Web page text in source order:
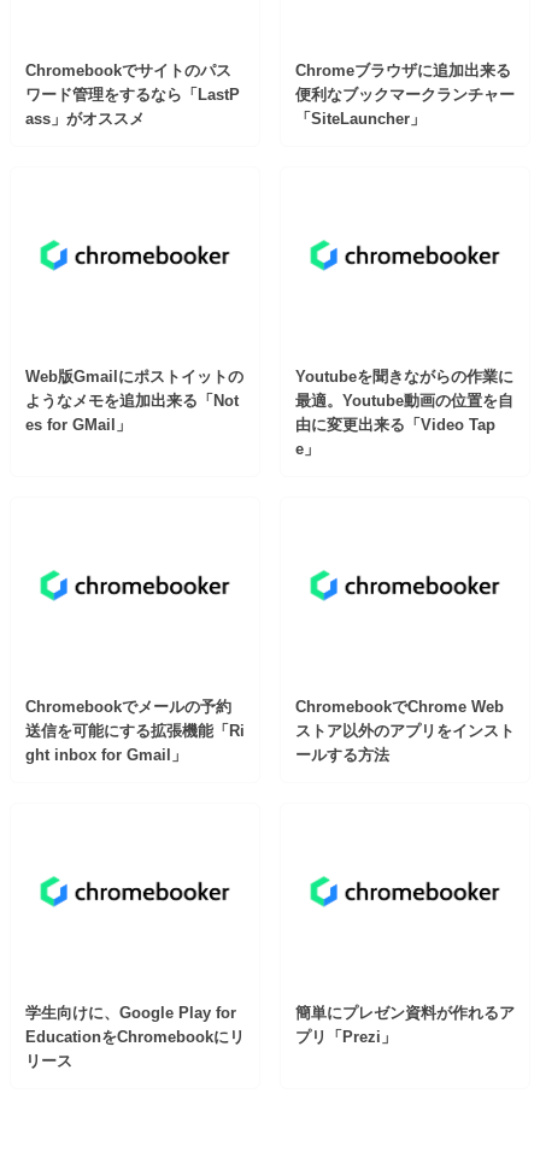
Chromebookでサイトのパス
ワード管理をするなら「LastP
ass」がオススメ
Chromeブラウザに追加出来る
便利なブックマークランチャー
「SiteLauncher」
Web版Gmailにポストイットの
ようなメモを追加出来る「Not
es for GMail」
Youtubeを聞きながらの作業に
最適。Youtube動画の位置を自
由に変更出来る「Video Tap
e」
Chromebookでメールの予約
送信を可能にする拡張機能「Ri
ght inbox for Gmail」
ChromebookでChrome Web
ストア以外のアプリをインスト
ールする方法
学生向けに、Google Play for
EducationをChromebookにリ
リース
簡単にプレゼン資料が作れるア
プリ「Prezi」